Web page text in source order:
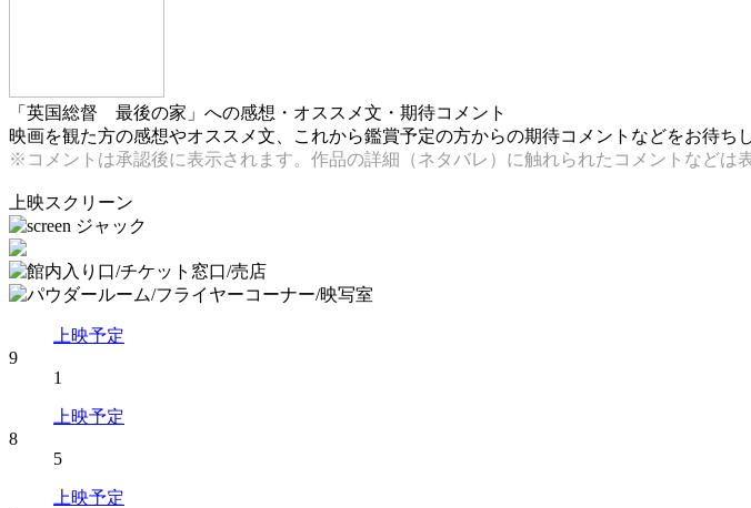
「英国総督 最後の家」への感想・オススメ文・期待コメント
映画を観た方の感想やオススメ文、これから鑑賞予定の方からの期待コメントなどをお待ち
※コメントは承認後に表示されます。作品の詳細（ネタバレ）に触れられたコメントなどは
上映スクリーン
上映予定
9
1
上映予定
8
5
上映予定